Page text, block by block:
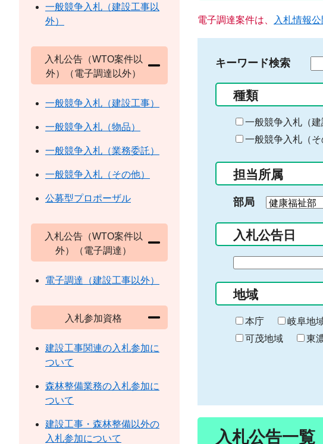
電子調達案件は、 入札情報
キーワード検索
る
キ
ー
ー
入
力
種類
一般競争入札（建
一般競争入札（そ
担当所属
部局
入札公告日
の
始
ま
り
地域
本庁 岐阜地
可茂地域
東
入札公告一覧
一般競争入札（建設工事以
外）
入札公告（WTO案件以
外）（電子調達以外）
一般競争入札（建設工事）
一般競争入札（物品）
一般競争入札（業務委託）
一般競争入札（その他）
公募型プロポーザル
入札公告（WTO案件以
外）（電子調達）
電子調達（建設工事以外）
入札参加資格
建設工事関連の入札参加に
ついて
森林整備業務の入札参加に
ついて
建設工事・森林整備以外の
入札参加について